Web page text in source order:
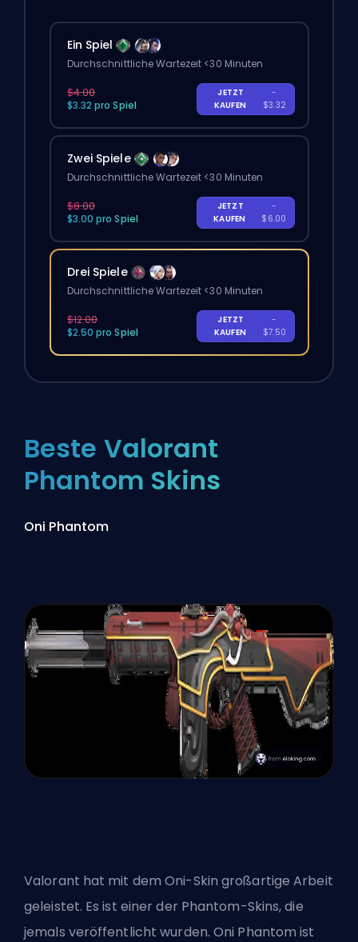
Ein Spiel
Durchschnittliche Wartezeit <30 Minuten
$4.00
$3.32 pro Spiel
JETZT
KAUFEN
-
$3.32
Zwei Spiele
Durchschnittliche Wartezeit <30 Minuten
$8.00
$3.00 pro Spiel
JETZT
KAUFEN
-
$6.00
Drei Spiele
Durchschnittliche Wartezeit <30 Minuten
$12.00
$2.50 pro Spiel
JETZT
KAUFEN
-
$7.50
Beste Valorant
Phantom Skins
Oni Phantom
Valorant hat mit dem Oni-Skin großartige Arbeit
geleistet. Es ist einer der Phantom-Skins, die
jemals veröffentlicht wurden. Oni Phantom ist